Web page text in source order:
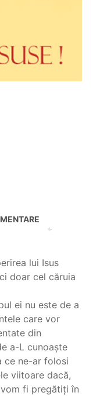
lui Isus
doar cel căruia
ei nu este de a
care vor
din
a-L cunoaşte
ce ne-ar folosi
viitoare dacă,
fi pregătiţi în